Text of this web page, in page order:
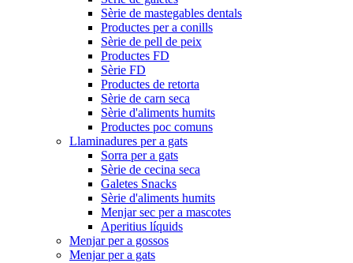
Sèrie de mastegables dentals
Productes per a conills
Sèrie de pell de peix
Productes FD
Sèrie FD
Productes de retorta
Sèrie de carn seca
Sèrie d'aliments humits
Productes poc comuns
Llaminadures per a gats
Sorra per a gats
Sèrie de cecina seca
Galetes Snacks
Sèrie d'aliments humits
Menjar sec per a mascotes
Aperitius líquids
Menjar per a gossos
Menjar per a gats